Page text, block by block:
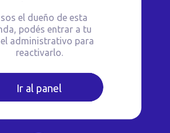
sos el dueño de esta
podés entrar a tu
administrativo para
reactivarlo.
Ir al panel